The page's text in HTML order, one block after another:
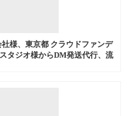
様、東京都 クラウドファンデ
タジオ様からDM発送代行、流